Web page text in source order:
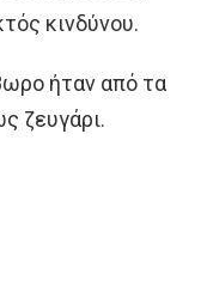
κινδύνου.
ήταν από τα
ζευγάρι.